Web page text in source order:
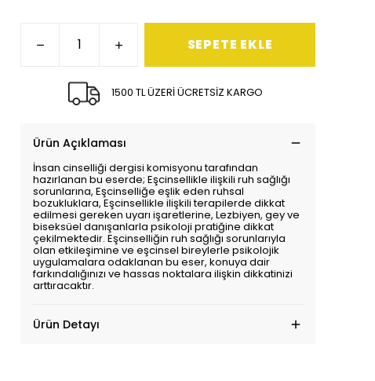
SEPETE EKLE
1500 TL ÜZERİ ÜCRETSİZ KARGO
Ürün Açıklaması
İnsan cinselliği dergisi komisyonu tarafından
hazırlanan bu eserde; Eşcinsellikle ilişkili ruh sağlığı
sorunlarına, Eşcinselliğe eşlik eden ruhsal
bozukluklara, Eşcinsellikle ilişkili terapilerde dikkat
edilmesi gereken uyarı işaretlerine, Lezbiyen, gey ve
biseksüel danışanlarla psikoloji pratiğine dikkat
çekilmektedir. Eşcinselliğin ruh sağlığı sorunlarıyla
olan etkileşimine ve eşcinsel bireylerle psikolojik
uygulamalara odaklanan bu eser, konuya dair
farkındalığınızı ve hassas noktalara ilişkin dikkatinizi
arttıracaktır.
Ürün Detayı